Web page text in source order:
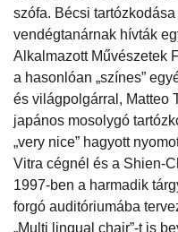
szófa. Bécsi
vendégtanárnak hívták
Alkalmazott Művészetek
a hasonlóan „színes”
és világpolgárral, Matteo
japános mosolygó
„very nice” hagyott
Vitra cégnél és a Shien-
1997-ben a harmadik
forgó auditóriumába
„Multi lingual chair”-t is